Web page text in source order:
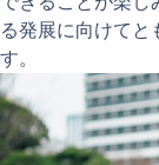
る発展に向けてと
す。